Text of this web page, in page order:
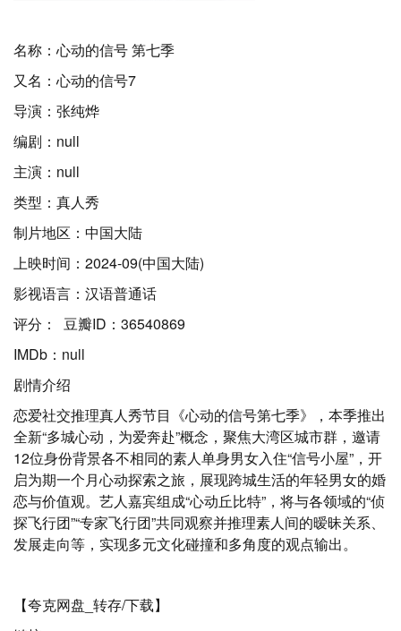
名称：心动的信号 第七季
又名：心动的信号7
导演：张纯烨
编剧：null
主演：null
类型：真人秀
制片地区：中国大陆
上映时间：2024-09(中国大陆)
影视语言：汉语普通话
评分： 豆瓣ID：36540869
IMDb：null
剧情介绍
恋爱社交推理真人秀节目《心动的信号第七季》，本季推出
全新“多城心动，为爱奔赴”概念，聚焦大湾区城市群，邀请
12位身份背景各不相同的素人单身男女入住“信号小屋”，开
启为期一个月心动探索之旅，展现跨城生活的年轻男女的婚
恋与价值观。艺人嘉宾组成“心动丘比特”，将与各领域的“侦
探飞行团”“专家飞行团”共同观察并推理素人间的暧昧关系、
发展走向等，实现多元文化碰撞和多角度的观点输出。
【夸克网盘_转存/下载】